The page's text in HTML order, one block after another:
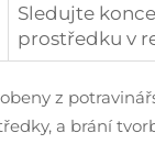
Sledujte
prostředku v
z
a brání